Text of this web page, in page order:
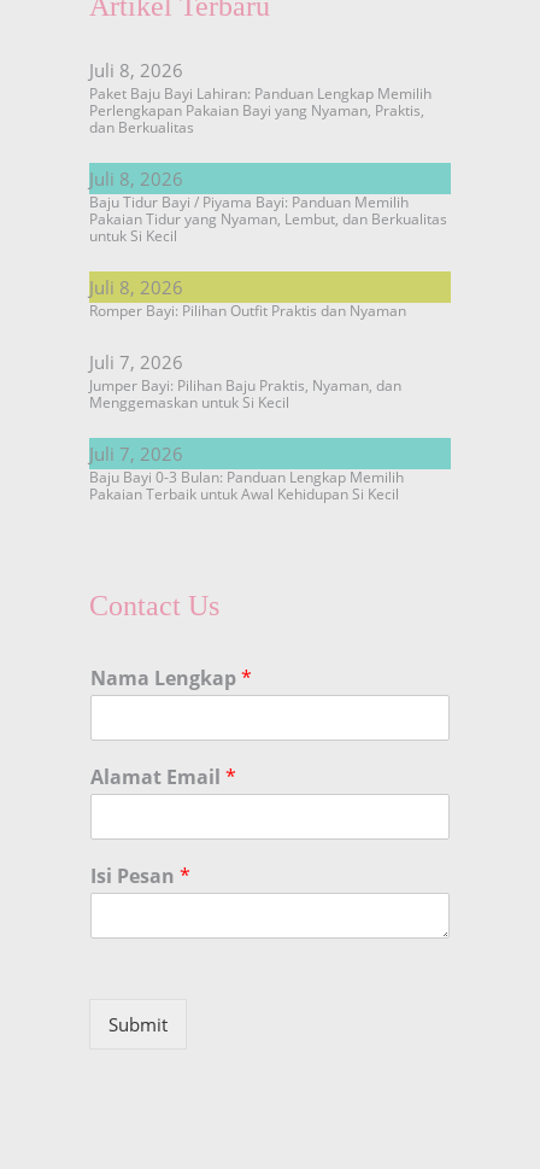
Juli 8, 2026
Paket Baju Bayi Lahiran: Panduan Lengkap Memilih
Perlengkapan Pakaian Bayi yang Nyaman, Praktis,
dan Berkualitas
Juli 8, 2026
Baju Tidur Bayi / Piyama Bayi: Panduan Memilih
Pakaian Tidur yang Nyaman, Lembut, dan Berkualitas
untuk Si Kecil
Juli 8, 2026
Romper Bayi: Pilihan Outfit Praktis dan Nyaman
Juli 7, 2026
Jumper Bayi: Pilihan Baju Praktis, Nyaman, dan
Menggemaskan untuk Si Kecil
Juli 7, 2026
Baju Bayi 0-3 Bulan: Panduan Lengkap Memilih
Pakaian Terbaik untuk Awal Kehidupan Si Kecil
Contact Us
Nama Lengkap*
Alamat Email *
Isi Pesan *
Submit